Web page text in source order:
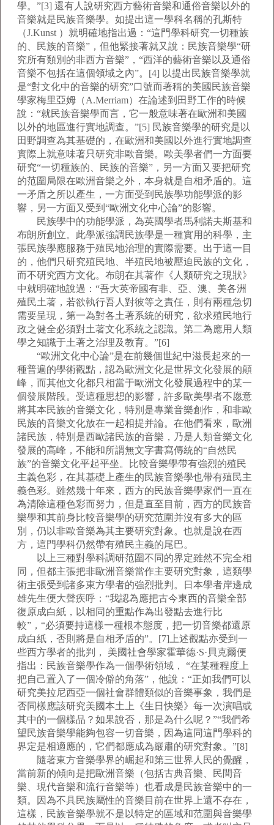
學。”[3] 還有人說研究西方藝術音樂和通俗音樂以外的
音樂就是民族音樂學。如提出這一學科名稱的孔斯特
（J.Kunst ）就明確地指出過：“這門學科研究一切種族
的、民族的音樂”，但他緊接著就又說：民族音樂學“研
究所有類別的非西方音樂”，“西洋的藝術音樂以及通俗
音樂不包括在這個領域之內”。[4] 以提出民族音樂學就
是“對文化中的音樂的研究”口號而著稱的美國民族音樂
學家梅里亞姆（A.Merriam）在論述到田野工作的時候
說：“就民族音樂學而言，它一般意味著在歐洲和美國
以外的地區進行實地調查。”[5] 民族音樂學的研究是以
田野調查為其基礎的，在歐洲和美國以外進行實地調查
實際上就意味著只研究非歐音樂。歐美學者們一方面要
研究“一切種族的、民族的音樂”，另一方面又要把研究
的范圍局限在歐洲音樂之外，本身就是自相矛盾的。這
一矛盾之所以產生，一方面受到民族學功能學派的影
響，另一方面又受到“歐洲文化中心論”的影響。
民族學中的功能學派，為英國學者馬利諾夫斯基和
布朗所創立。此學派強調民族學是一種實用的科學，主
張民族學應服務于殖民地治理的實際需要。出于這一目
的，他們只研究殖民地、半殖民地被壓迫民族的文化，
而不研究西方文化。布朗在其著作《人類研究之現狀》
中就明確地說過：“吾大英帝國有非、亞、澳、美各洲
殖民土著，若欲執行吾人對彼等之責任，則有兩種急切
需要呈現，第一為對各土著系統的研究，欲求殖民地行
政之健全必須對土著文化系統之認識。第二為應用人類
學之知識于土著之治理及教育。”[6]
“歐洲文化中心論”是在前幾個世紀中滋長起來的一
種普遍的學術觀點，認為歐洲文化是世界文化發展的顛
峰，而其他文化都只相當于歐洲文化發展過程中的某一
個發展階段。受這種思想的影響，許多歐美學者不愿意
將其本民族的音樂文化，特別是專業音樂創作，和非歐
民族的音樂文化放在一起相提并論。在他們看來，歐洲
諸民族，特別是西歐諸民族的音樂，乃是人類音樂文化
發展的高峰，不能和所謂無文字書寫傳統的“自然民
族”的音樂文化平起平坐。比較音樂學帶有強烈的殖民
主義色彩，在其基礎上產生的民族音樂學也帶有殖民主
義色彩。雖然幾十年來，西方的民族音樂學家們一直在
為清除這種色彩而努力，但是直至目前，西方的民族音
樂學和其前身比較音樂學的研究范圍并沒有多大的區
別，仍以非歐音樂為其主要研究對象。也就是說在西
方，這門學科仍然帶有殖民主義的尾巴。
以上三種對學科調研范圍不同的界定雖然不完全相
同，但都主張把非歐洲音樂當作主要研究對象，這類學
術主張受到諸多東方學者的強烈批判。日本學者岸邊成
雄先生便大聲疾呼：“我認為應把古今東西的音樂全部
復原成白紙，以相同的重點作為出發點去進行比
較”，“必須要持這樣一種根本態度，把一切音樂都還原
成白紙，否則將是自相矛盾的”。[7]上述觀點亦受到一
些西方學者的批判， 美國社會學家霍華德·S·貝克爾便
指出：民族音樂學作為一個學術領域， “在某種程度上
把自己置入了一個冷僻的角落”，他說：“正如我們可以
研究美拉尼西亞一個社會群體類似的音樂事象，我們是
否同樣應該研究美國本土上《生日快樂》每一次演唱或
其中的一個樣品？如果說否，那是為什么呢？”“我們希
望民族音樂學能夠包容一切音樂，因為這同這門學科的
界定是相適應的，它們都應成為嚴肅的研究對象。”[8]
隨著東方音樂學界的崛起和第三世界人民的覺醒，
當前新的傾向是把歐洲音樂（包括古典音樂、民間音
樂、現代音樂和流行音樂等）也看成是民族音樂中的一
類。因為不具民族屬性的音樂目前在世界上還不存在，
這樣，民族音樂學就不是以特定的區域和范圍與音樂學